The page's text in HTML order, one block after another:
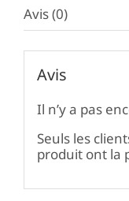
Avis (0)
Avis
Il n’y a pas
Seuls les
produit ont la